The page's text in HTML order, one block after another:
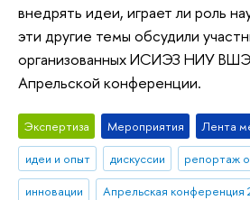
внедрять идеи, играет ли роль
эти другие темы обсудили
организованных ИСИЭЗ НИУ ВШЭ
Апрельской конференции.
Экспертиза Мероприятия
Лента
идеи и опыт
дискуссии
репортаж
инновации
Апрельская конференция